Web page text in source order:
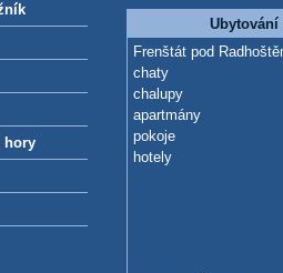
hory
Ubytování
Frenštát pod
chaty
chalupy
apartmány
pokoje
hotely